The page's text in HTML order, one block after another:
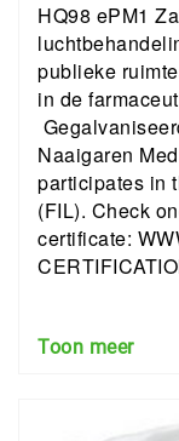
HQ98 ePM1
publieke
in de
Naaigaren
participates in
(FIL). Check
certificate:
Toon meer